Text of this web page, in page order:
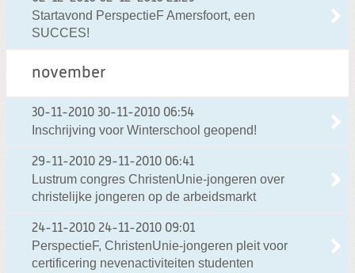
Startavond PerspectieF Amersfoort, een
SUCCES!
november
30-11-2010 30-11-2010 06:54
Inschrijving voor Winterschool geopend!
29-11-2010 29-11-2010 06:41
Lustrum congres ChristenUnie-jongeren over
christelijke jongeren op de arbeidsmarkt
24-11-2010 24-11-2010 09:01
PerspectieF, ChristenUnie-jongeren pleit voor
certificering nevenactiviteiten studenten